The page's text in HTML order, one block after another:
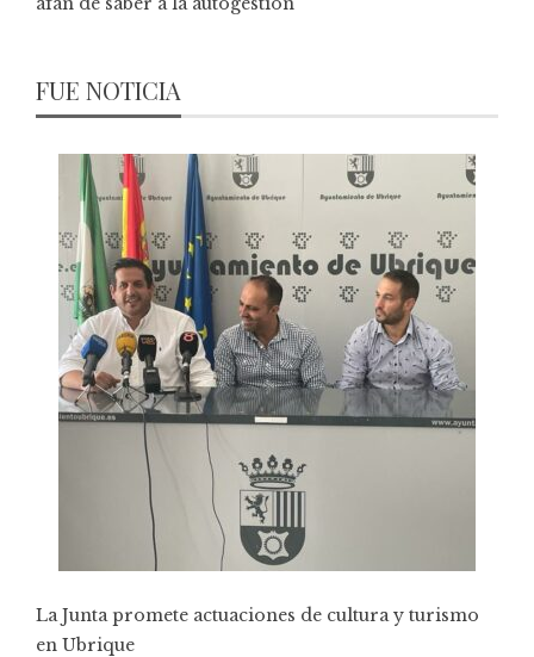
FUE NOTICIA
La Junta promete actuaciones de cultura y turismo
en Ubrique